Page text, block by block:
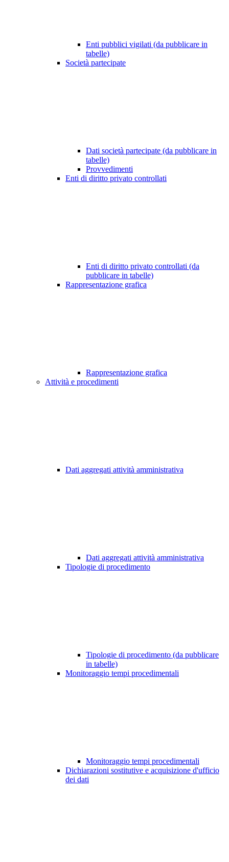
Enti pubblici vigilati (da pubblicare in
tabelle)
Società partecipate
Dati società partecipate (da pubblicare in
tabelle)
Provvedimenti
Enti di diritto privato controllati
Enti di diritto privato controllati (da
pubblicare in tabelle)
Rappresentazione grafica
Rappresentazione grafica
Attività e procedimenti
Dati aggregati attività amministrativa
Dati aggregati attività amministrativa
Tipologie di procedimento
Tipologie di procedimento (da pubblicare
in tabelle)
Monitoraggio tempi procedimentali
Monitoraggio tempi procedimentali
Dichiarazioni sostitutive e acquisizione d'ufficio
dei dati